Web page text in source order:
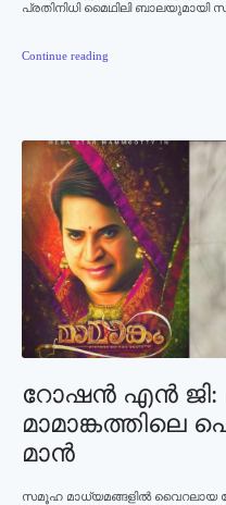
പ്രതിനിധി മൈഥിലി ബാലയുമായി
Continue reading
റോഷന്‍ എന്‍ ജി:
മാമാങ്കത്തിലെ
മാന്‍
സമൂഹ മാധ്യമങ്ങളില്‍ വൈറലായ